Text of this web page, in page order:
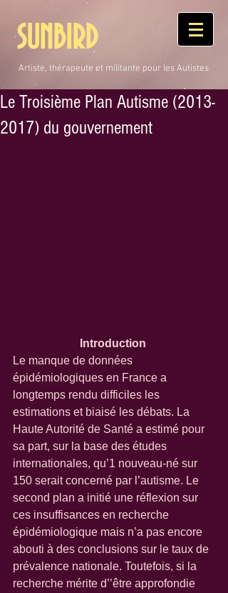
SUNBIRD
Artiste, thérapeute et militante pour les Autistes
Le Troisième Plan Autisme (2013-
2017) du gouvernement
Introduction
Le manque de données
épidémiologiques en France a
longtemps rendu difficiles les
estimations et biaisé les débats. La
Haute Autorité de Santé a estimé pour
sa part, sur la base des études
internationales, qu’1 nouveau-né sur
150 serait concerné par l’autisme. Le
second plan a initié une réflexion sur
ces insuffisances en recherche
épidémiologique mais n’a pas encore
abouti à des conclusions sur le taux de
prévalence nationale. Toutefois, si la
recherche mérite d’’être approfondie